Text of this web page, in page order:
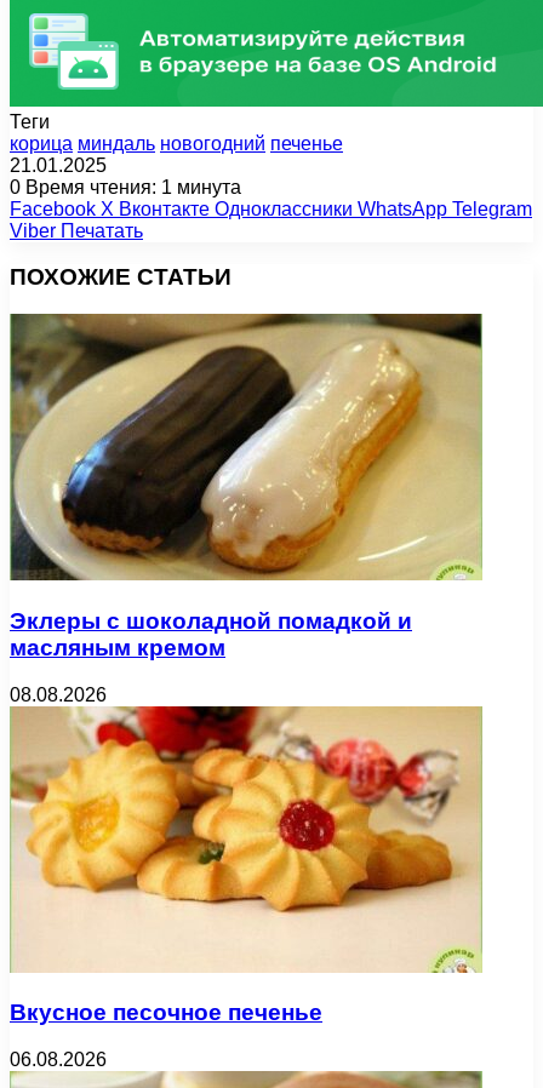
Теги
корица миндаль новогодний печенье
21.01.2025
0 Время чтения: 1 минута
Facebook X Вконтакте Одноклассники WhatsApp Telegram
Viber Печатать
ПОХОЖИЕ СТАТЬИ
Эклеры с шоколадной помадкой и
масляным кремом
08.08.2026
Вкусное песочное печенье
06.08.2026